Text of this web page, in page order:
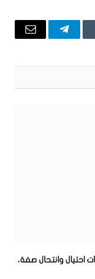
تيلقرامالبريد
احتيال وانتحال صفة،